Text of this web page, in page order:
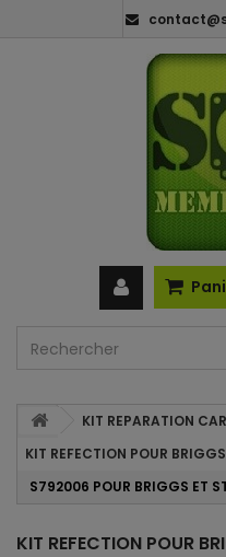
KIT REPARATION
KIT REFECTION POUR
S792006 POUR BRIGGS ET
KIT REFECTION POUR